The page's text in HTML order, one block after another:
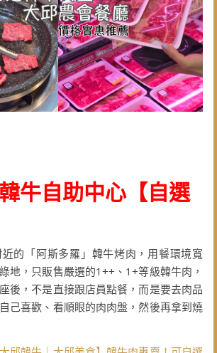
牛自助中心【自選
的「阿斯多羅」韓牛烤肉，用餐環境寬
地，只販售嚴選的1++、1+等級韓牛肉，
後，不是直接跟店員點餐，而是要去肉品
己喜歡、看順眼的肉肉盤，然後再拿到燒